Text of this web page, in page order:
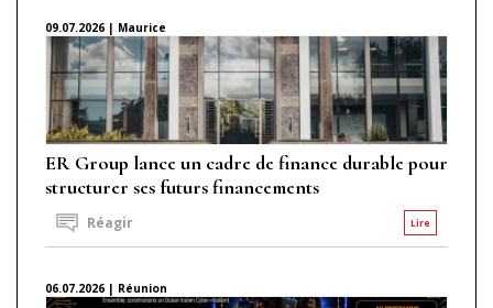
09.07.2026 | Maurice
ER Group lance un cadre de finance durable pour
structurer ses futurs financements
Lire
Réagir
06.07.2026 | Réunion